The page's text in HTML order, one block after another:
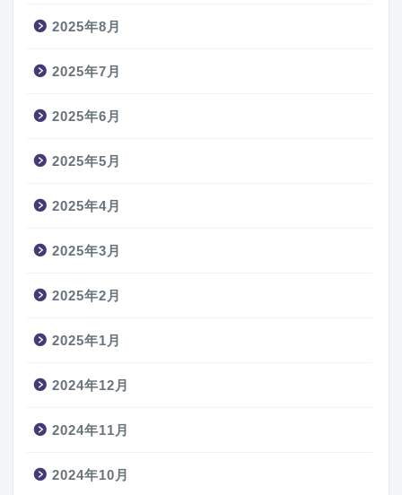
2025年8月
2025年7月
2025年6月
2025年5月
2025年4月
2025年3月
2025年2月
2025年1月
2024年12月
2024年11月
2024年10月